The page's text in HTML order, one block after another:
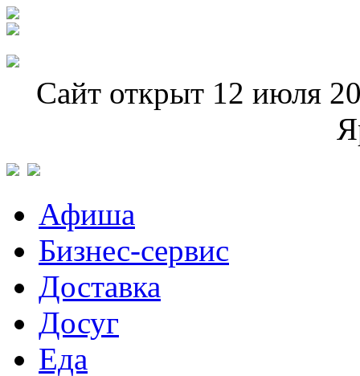
Сайт открыт 12 июля
Афиша
Бизнес-сервис
Доставка
Досуг
Еда